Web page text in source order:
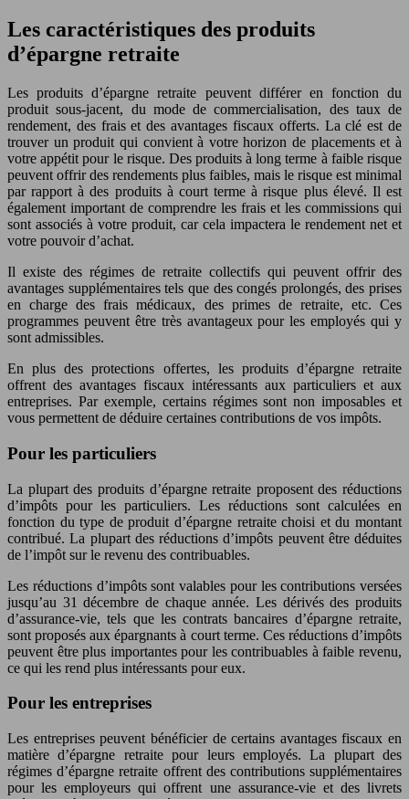
Les caractéristiques des produits
d’épargne retraite
Les produits d’épargne retraite peuvent différer en fonction du
produit sous-jacent, du mode de commercialisation, des taux de
rendement, des frais et des avantages fiscaux offerts. La clé est de
trouver un produit qui convient à votre horizon de placements et à
votre appétit pour le risque. Des produits à long terme à faible risque
peuvent offrir des rendements plus faibles, mais le risque est minimal
par rapport à des produits à court terme à risque plus élevé. Il est
également important de comprendre les frais et les commissions qui
sont associés à votre produit, car cela impactera le rendement net et
votre pouvoir d’achat.
Il existe des régimes de retraite collectifs qui peuvent offrir des
avantages supplémentaires tels que des congés prolongés, des prises
en charge des frais médicaux, des primes de retraite, etc. Ces
programmes peuvent être très avantageux pour les employés qui y
sont admissibles.
En plus des protections offertes, les produits d’épargne retraite
offrent des avantages fiscaux intéressants aux particuliers et aux
entreprises. Par exemple, certains régimes sont non imposables et
vous permettent de déduire certaines contributions de vos impôts.
Pour les particuliers
La plupart des produits d’épargne retraite proposent des réductions
d’impôts pour les particuliers. Les réductions sont calculées en
fonction du type de produit d’épargne retraite choisi et du montant
contribué. La plupart des réductions d’impôts peuvent être déduites
de l’impôt sur le revenu des contribuables.
Les réductions d’impôts sont valables pour les contributions versées
jusqu’au 31 décembre de chaque année. Les dérivés des produits
d’assurance-vie, tels que les contrats bancaires d’épargne retraite,
sont proposés aux épargnants à court terme. Ces réductions d’impôts
peuvent être plus importantes pour les contribuables à faible revenu,
ce qui les rend plus intéressants pour eux.
Pour les entreprises
Les entreprises peuvent bénéficier de certains avantages fiscaux en
matière d’épargne retraite pour leurs employés. La plupart des
régimes d’épargne retraite offrent des contributions supplémentaires
pour les employeurs qui offrent une assurance-vie et des livrets